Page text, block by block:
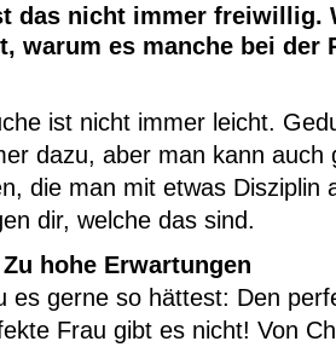
das nicht immer freiwillig.
warum es manche bei der
ist nicht immer leicht.
dazu, aber man kann auch
die man mit etwas Disziplin
dir, welche das sind.
hohe Erwartungen
es gerne so hättest: Den
Frau gibt es nicht! Von